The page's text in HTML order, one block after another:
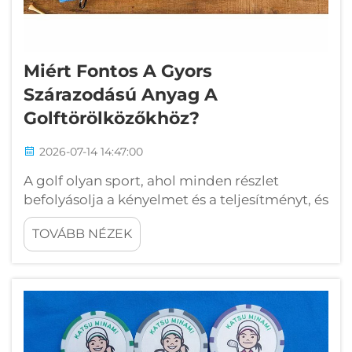
Miért Fontos A Gyors
Szárazodású Anyag A
Golftörölközőkhöz?
2026-07-14 14:47:00
A golf olyan sport, ahol minden részlet
befolyásolja a kényelmet és a teljesítményt, és
a golftörölközők sem kivétel. A golfozók a
golftörölközőket a ütőfejek megtisztítására, a
golfgolyók tisztítására és a kezek szárítására
golftörölközők nedvesek és nehézek
maradnak...
TOVÁBB NÉZEK